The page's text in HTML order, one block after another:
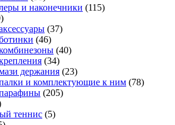
и наконечники (115)
(37)
(46)
(40)
(34)
держания (23)
и комплектующие к ним (78)
(205)
теннис (5)